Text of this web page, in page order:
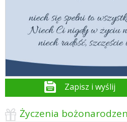
Zapisz i wyślij
Życzenia